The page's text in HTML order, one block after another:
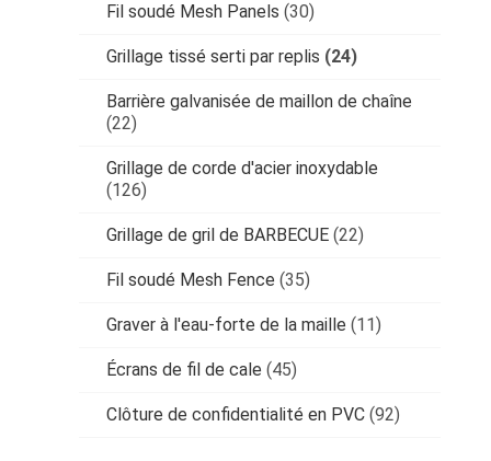
Fil soudé Mesh Panels (30)
Grillage tissé serti par replis (24)
Barrière galvanisée de maillon de chaîne
(22)
Grillage de corde d'acier inoxydable
(126)
Grillage de gril de BARBECUE (22)
Fil soudé Mesh Fence (35)
Graver à l'eau-forte de la maille (11)
Écrans de fil de cale (45)
Clôture de confidentialité en PVC (92)